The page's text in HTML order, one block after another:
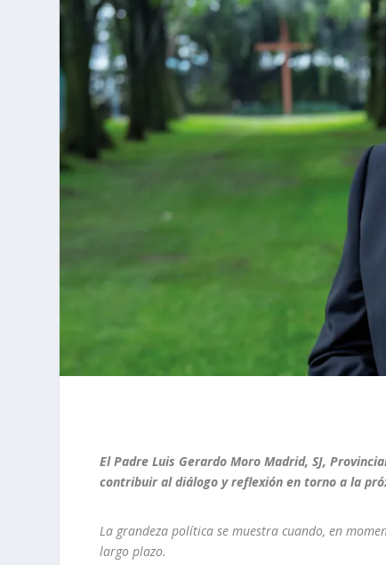
El Padre Luis Gerardo Moro Madrid, SJ,
contribuir al diálogo y reflexión en torno a la
La grandeza política se muestra cuando, en
largo plazo.